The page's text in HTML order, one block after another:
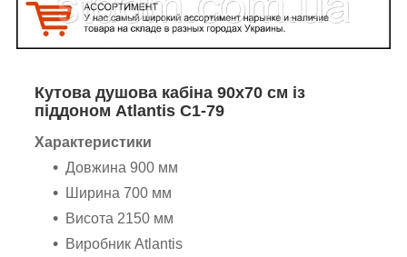
Кутова душова кабіна 90x70 см із
піддоном Atlantis C1-79
Характеристики
Довжина 900 мм
Ширина 700 мм
Висота 2150 мм
Виробник Atlantis